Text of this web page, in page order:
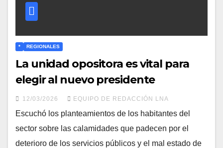
* REGIONALES
La unidad opositora es vital para
elegir al nuevo presidente
12/03/2026 EQUIPO DE REDACCIÓN LNA
Escuchó los planteamientos de los habitantes del
sector sobre las calamidades que padecen por el
deterioro de los servicios públicos y el mal estado de